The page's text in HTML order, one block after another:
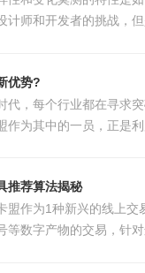
计师和开发者的挑战，
优势?
代，每个行业都在寻求
作为其中的一员，正是
推荐算法揭秘
盟作为1种新兴的线上
等数字产物的交易，针